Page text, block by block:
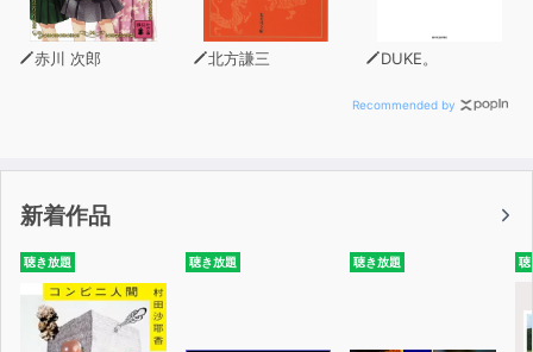
赤川 次郎 北方謙三 DUKE。
Recommended by
新着作品
聴き放題 聴き放題 聴き放題 聴